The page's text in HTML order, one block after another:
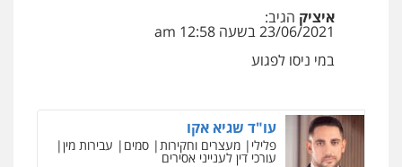
איציק הגיב:
23/06/2021 בשעה 12:58 am
במי ניסו לפגוע
עו"ד תומר בנישתי
פלילי מעצרים וחקירות
חמורה
עו"ד שגיא אקו
פלילי מעצרים וחקירות סמים עבירות מין
עורכי דין לענייני אסירים
צילום עורכי דין שירותים מקצועיים לעורכי
דין
0504578527